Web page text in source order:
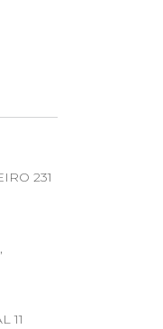
231
11